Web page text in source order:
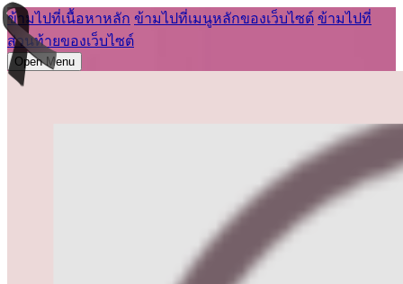
ข้ามไปที่เนื้อหาหลัก ข้ามไปที่เมนูหลักของเว็บไซต์ ข้ามไปที่
ส่วนท้ายของเว็บไซต์
Open Menu